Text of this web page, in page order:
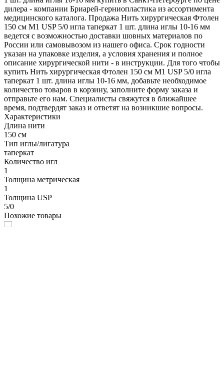
дилера - компании Бриарей-герниопластика из ассортимента
медицинского каталога. Продажа Нить хирургическая Фтолен
150 см М1 USP 5/0 игла таперкат 1 шт. длина иглы 10-16 мм
ведется с возможностью доставки шовных материалов по
России или самовывозом из нашего офиса. Срок годности
указан на упаковке изделия, а условия хранения и полное
описание хирургической нити - в инструкции. Для того чтобы
купить Нить хирургическая Фтолен 150 см М1 USP 5/0 игла
таперкат 1 шт. длина иглы 10-16 мм, добавьте необходимое
количество товаров в корзину, заполните форму заказа и
отправьте его нам. Специалисты свяжутся в ближайшее
время, подтвердят заказ и ответят на возникшие вопросы.
Характеристики
Длина нити
150 см
Тип иглы/лигатура
таперкат
Количество игл
1
Толщина метрическая
1
Толщина USP
5/0
Похожие товары